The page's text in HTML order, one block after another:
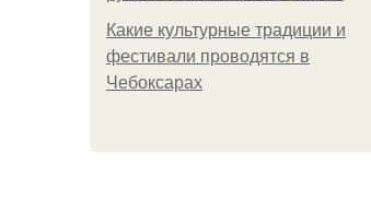
Какие культурные традиции и
фестивали проводятся в
Чебоксарах